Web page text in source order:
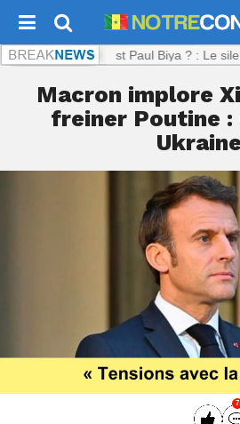
: Où est Paul Biya ? : Le silence
Macron implore
freiner Poutine :
Ukraine
7